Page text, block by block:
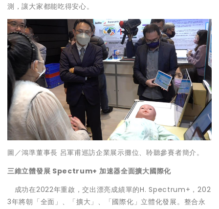
測，讓大家都能吃得安心。
圖／鴻準董事長 呂軍甫巡訪企業展示攤位、聆聽參賽者簡介。
三維立體發展 Spectrum+ 加速器全面擴大國際化
成功在2022年重啟，交出漂亮成績單的H. Spectrum+，202
3年將朝「全面」、「擴大」、「國際化」立體化發展。整合永